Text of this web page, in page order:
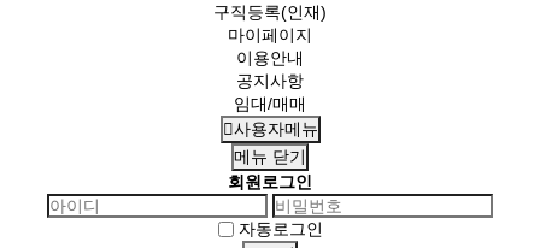
구직등록(인재)
마이페이지
이용안내
공지사항
임대/매매
사용자메뉴
메뉴 닫기
회원로그인
자동로그인